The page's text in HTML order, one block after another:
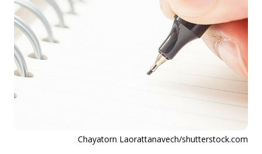
Chayatorn Laorattanavech/shutterstock.com